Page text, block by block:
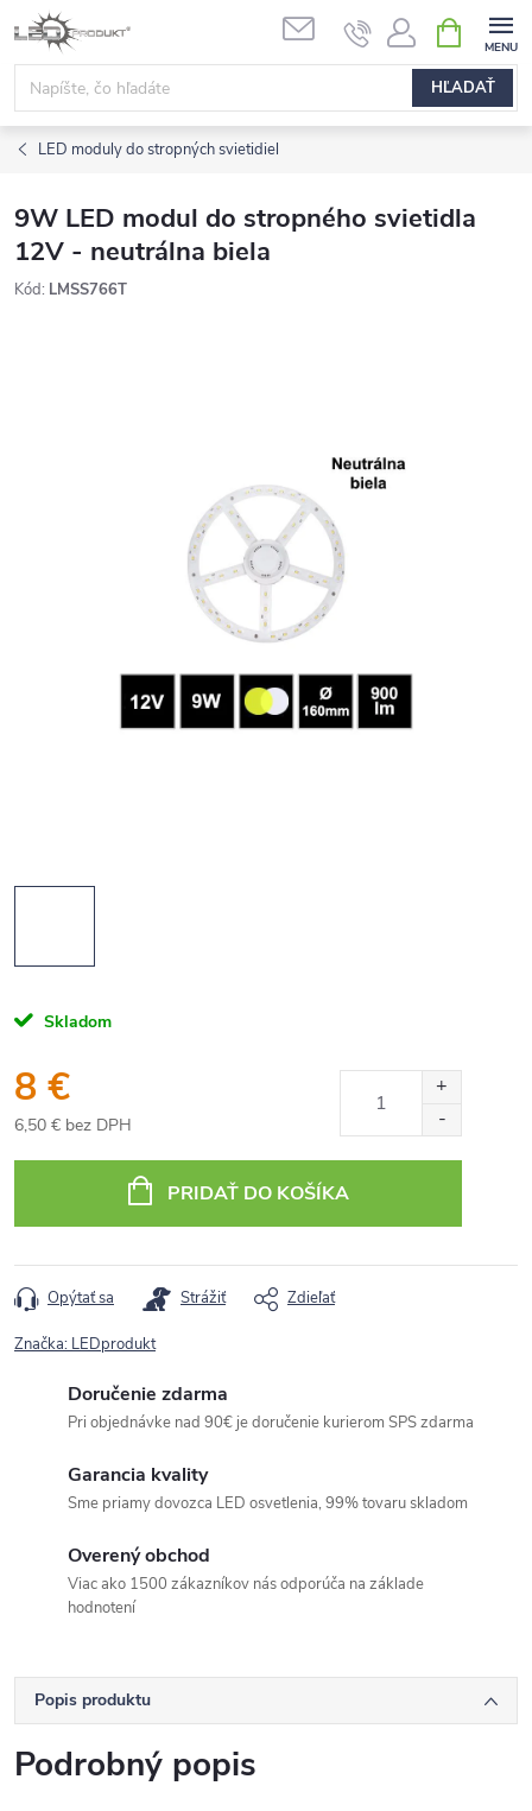
Prejsť
na
obsah
HĽADAŤ
KOŠÍK
LED moduly do stropných svietidiel
9W LED modul do stropného svietidla
12V - neutrálna biela
Kód: LMSS766T
Skladom
8 €
6,50 € bez DPH
cena:
PRIDAŤ DO KOŠÍKA
Opýtať sa Strážiť Zdieľať
Značka: LEDprodukt
Doručenie zdarma
Pri objednávke nad 90€ je doručenie kurierom SPS zdarma
Garancia kvality
Sme priamy dovozca LED osvetlenia, 99% tovaru skladom
Overený obchod
Viac ako 1500 zákazníkov nás odporúča na základe
hodnotení
Popis produktu
Podrobný popis